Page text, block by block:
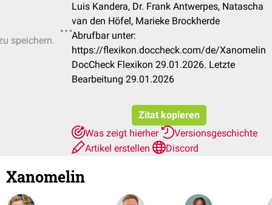
speichern.
Luis Kandera, Dr. Frank Antwerpes, Natascha
van den Höfel, Marieke Brockherde
Abrufbar unter:
https://flexikon.doccheck.com/de/Xanomelin
DocCheck Flexikon 29.01.2026. Letzte
Bearbeitung 29.01.2026
Zitat kopieren
Was zeigt hierher
Versionsgeschichte
Artikel erstellen
Discord
Xanomelin